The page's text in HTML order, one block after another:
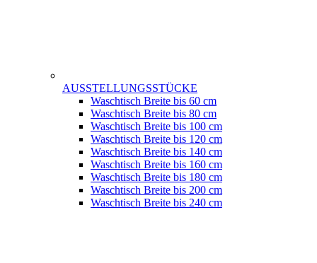
AUSSTELLUNGSSTÜCKE
Waschtisch Breite bis 60 cm
Waschtisch Breite bis 80 cm
Waschtisch Breite bis 100 cm
Waschtisch Breite bis 120 cm
Waschtisch Breite bis 140 cm
Waschtisch Breite bis 160 cm
Waschtisch Breite bis 180 cm
Waschtisch Breite bis 200 cm
Waschtisch Breite bis 240 cm